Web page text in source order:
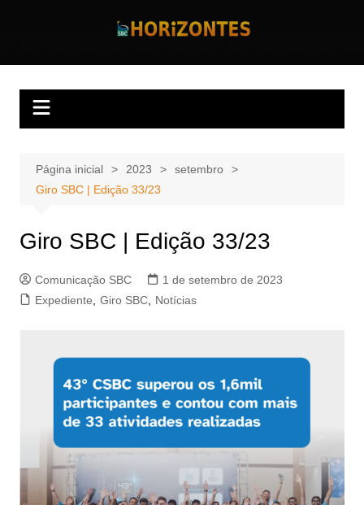
Horizontes
Página inicial 2023
setembro
Giro SBC | Edição 33/23
Giro SBC | Edição 33/23
Comunicação SBC
1 de setembro de 2023
Expediente
Giro SBC, Notícias